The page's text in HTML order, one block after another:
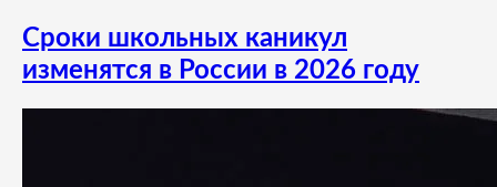
Сроки школьных каникул
изменятся в России в 2026 году